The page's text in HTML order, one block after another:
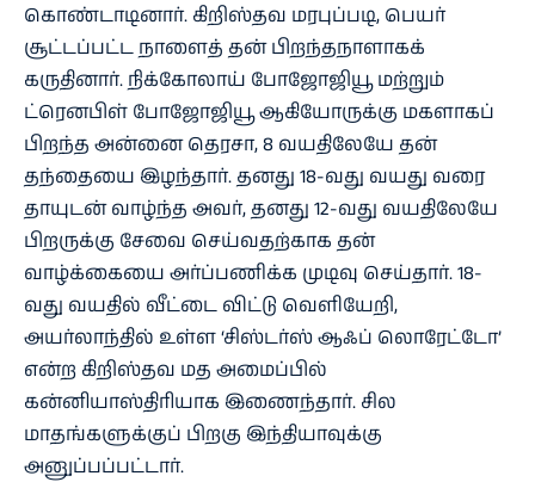
கொண்டாடினார். கிறிஸ்தவ மரபுப்படி, பெயர்
சூட்டப்பட்ட நாளைத் தன் பிறந்தநாளாகக்
கருதினார். நிக்கோலாய் போஜோஜியூ மற்றும்
ட்ரெனபிள் போஜோஜியூ ஆகியோருக்கு மகளாகப்
பிறந்த அன்னை தெரசா, 8 வயதிலேயே தன்
தந்தையை இழந்தார். தனது 18-வது வயது வரை
தாயுடன் வாழ்ந்த அவர், தனது 12-வது வயதிலேயே
பிறருக்கு சேவை செய்வதற்காக தன்
வாழ்க்கையை அர்ப்பணிக்க முடிவு செய்தார். 18-
வது வயதில் வீட்டை விட்டு வெளியேறி,
அயர்லாந்தில் உள்ள ‘சிஸ்டர்ஸ் ஆஃப் லொரேட்டோ’
என்ற கிறிஸ்தவ மத அமைப்பில்
கன்னியாஸ்திரியாக இணைந்தார். சில
மாதங்களுக்குப் பிறகு இந்தியாவுக்கு
அனுப்பப்பட்டார்.